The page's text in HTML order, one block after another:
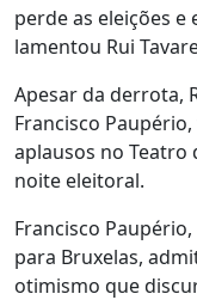
perde as eleições
lamentou Rui
Apesar da derrota,
Francisco
aplausos no Teatro
noite eleitoral.
Francisco
para Bruxelas,
otimismo que